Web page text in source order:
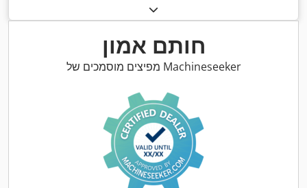
חותם אמון
מפיצים מוסמכים של Machineseeker